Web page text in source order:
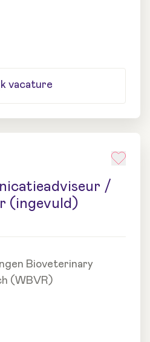
vacature
/
(ingevuld)
Bioveterinary
(WBVR)